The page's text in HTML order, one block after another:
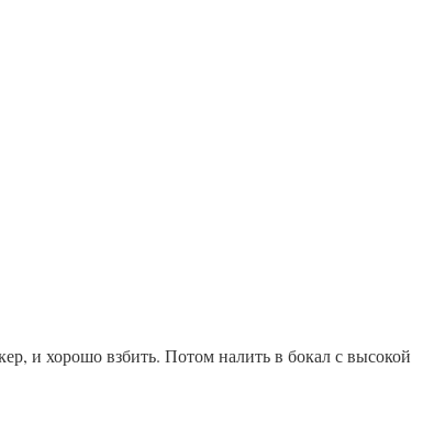
и хорошо взбить. Потом налить в бокал с высокой